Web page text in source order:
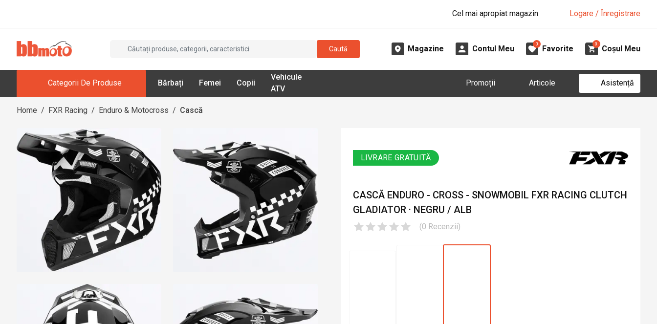
Cel mai apropiat magazin Logare / Înregistrare
Caută Magazine Contul Meu
0
Favorite
0
Coșul Meu
Categorii De Produse Bărbați Femei Copii
Vehicule
ATV
Promoții Articole Asistență
Home / FXR Racing / Enduro & Motocross / Cască
LIVRARE GRATUITĂ
CASCĂ ENDURO - CROSS - SNOWMOBIL FXR RACING CLUTCH
GLADIATOR · NEGRU / ALB
(0 Recenzii)